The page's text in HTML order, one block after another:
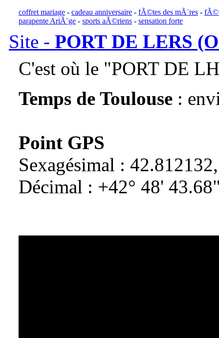
coffret mariage - cadeau anniversaire - fÃ©tes des mÃ¨res -
parapente AriÃ¨ge - sports aÃ©riens - sensation forte
Site - PORT DE LERS
C'est où le "PORT DE
Temps de Toulouse :
Point GPS
Sexagésimal :
Décimal : +42° 48'